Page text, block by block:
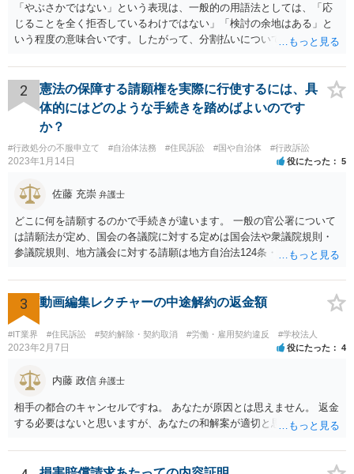
「やぶさかではない」という表現は、一般的の用語法としては、「応
じることを全く拒否しているわけではない」「検討の余地はある」と
いう程度の意味合いです。したがって、分割払いについて、直ちに拒
「吝かではない」と言われたからといって、分割案に合意したという
意味ではありません。相手方司法書士の発言も、「分割案を検討する
余地はあるが、正式な回答は相手方本人と協議したうえで行う」とい
う趣旨と捉えるのが自然だと思われます。 司法書士が窓口になってい
るのであれば、今後は、相手方本人に直接連絡するのではなく、司法
書士を通じてやり取りする方が適切な対応となります。直接交渉を続
けると、「勝手に話を進めた」と受け取られ、かえって交渉がこじれ
る可能性があります。対応としては、分割払いを希望する理由、頭金
の有無、毎月の支払額、支払日、遅れた場合の扱いなどを整理し、書
2
憲法の保障する請願権を実際に行使するには、具
体的にはどのような手続きを踏めばよいのです
か？
#行政処分の不服申立て #自治体法務 #住民訴訟 #国や自治体 #行政訴訟
2023年1月14日 役にたった 5
佐藤 充崇 弁護士
どこに何を請願するのかで手続きが違います。 一般の官公署について
は請願法が定め、国会の各議院に対する定めは国会法や衆議院規則・
参議院規則、地方議会に対する請願は地方自治法124条・125条が定め
スムースかと思います。
3 動画編集レクチャーの中途解約の返金額
#IT業界 #住民訴訟 #契約解除・契約取消 #労働・雇用契約違反 #学校法人
2023年2月7日 役にたった 4
内藤 政信 弁護士
相手の都合のキャンセルですね。 あなたが原因とは思えません。 返金
する必要はないと思いますが、あなたの和解案が適切と思います。